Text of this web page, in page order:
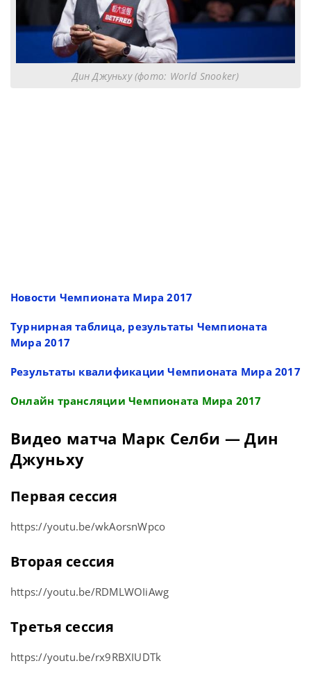
Дин Джуньху (фото: World Snooker)
Новости Чемпионата Мира 2017
Турнирная таблица, результаты Чемпионата
Мира 2017
Результаты квалификации Чемпионата Мира 2017
Онлайн трансляции Чемпионата Мира 2017
Видео матча Марк Селби — Дин
Джуньху
Первая сессия
https://youtu.be/wkAorsnWpco
Вторая сессия
https://youtu.be/RDMLWOIiAwg
Третья сессия
https://youtu.be/rx9RBXIUDTk